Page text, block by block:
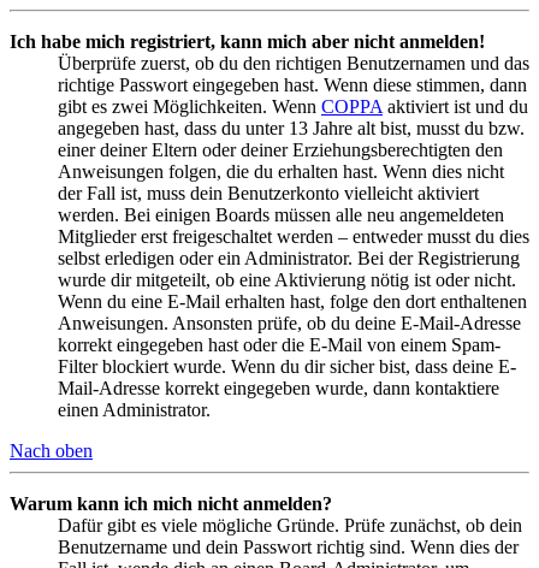
Ich habe mich registriert, kann mich aber nicht anmelden!
Überprüfe zuerst, ob du den richtigen Benutzernamen und das
richtige Passwort eingegeben hast. Wenn diese stimmen, dann
gibt es zwei Möglichkeiten. Wenn COPPA aktiviert ist und du
angegeben hast, dass du unter 13 Jahre alt bist, musst du bzw.
einer deiner Eltern oder deiner Erziehungsberechtigten den
Anweisungen folgen, die du erhalten hast. Wenn dies nicht
der Fall ist, muss dein Benutzerkonto vielleicht aktiviert
werden. Bei einigen Boards müssen alle neu angemeldeten
Mitglieder erst freigeschaltet werden – entweder musst du dies
selbst erledigen oder ein Administrator. Bei der Registrierung
wurde dir mitgeteilt, ob eine Aktivierung nötig ist oder nicht.
Wenn du eine E-Mail erhalten hast, folge den dort enthaltenen
Anweisungen. Ansonsten prüfe, ob du deine E-Mail-Adresse
korrekt eingegeben hast oder die E-Mail von einem Spam-
Filter blockiert wurde. Wenn du dir sicher bist, dass deine E-
Mail-Adresse korrekt eingegeben wurde, dann kontaktiere
einen Administrator.
Nach oben
Warum kann ich mich nicht anmelden?
Dafür gibt es viele mögliche Gründe. Prüfe zunächst, ob dein
Benutzername und dein Passwort richtig sind. Wenn dies der